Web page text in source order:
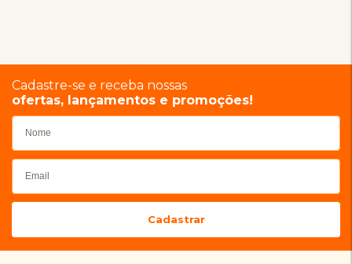
Cadastre-se e receba nossas
ofertas, lançamentos e promoções!